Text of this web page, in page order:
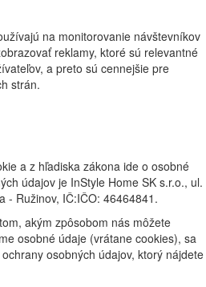
na monitorovanie návštevníkov
reklamy, ktoré sú relevantné
a preto sú cennejšie pre
strán.
a z hľadiska zákona ide o osobné
údajov je InStyle Home SK s.r.o., ul.
- Ružinov, IČ:IČO: 46464841.
akým zpôsobom nás môžete
osobné údaje (vrátane cookies), sa
osobných údajov, ktorý nájdete